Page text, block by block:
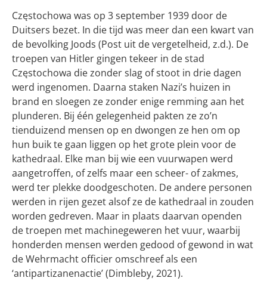
Częstochowa was op 3 september 1939 door de
Duitsers bezet. In die tijd was meer dan een kwart van
de bevolking Joods (Post uit de vergetelheid, z.d.). De
troepen van Hitler gingen tekeer in de stad
Częstochowa die zonder slag of stoot in drie dagen
werd ingenomen. Daarna staken Nazi’s huizen in
brand en sloegen ze zonder enige remming aan het
plunderen. Bij één gelegenheid pakten ze zo’n
tienduizend mensen op en dwongen ze hen om op
hun buik te gaan liggen op het grote plein voor de
kathedraal. Elke man bij wie een vuurwapen werd
aangetroffen, of zelfs maar een scheer- of zakmes,
werd ter plekke doodgeschoten. De andere personen
werden in rijen gezet alsof ze de kathedraal in zouden
worden gedreven. Maar in plaats daarvan openden
de troepen met machinegeweren het vuur, waarbij
honderden mensen werden gedood of gewond in wat
de Wehrmacht officier omschreef als een
‘antipartizanenactie’ (Dimbleby, 2021).